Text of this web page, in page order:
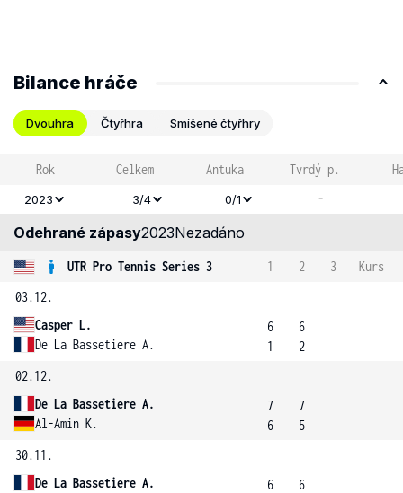
Bilance hráče
Dvouhra Čtyřhra Smíšené čtyřhry
Rok Celkem Antuka Tvrdý p.
2023 3/4 0/1 -
Odehrané zápasy2023Nezadáno
UTR Pro Tennis Series 3 1 2 3
Kurs
03.12.
Casper L.
De La Bassetiere A.
6
1
6
2
02.12.
De La Bassetiere A.
Al-Amin K.
7
6
7
5
30.11.
De La Bassetiere A.
6
6